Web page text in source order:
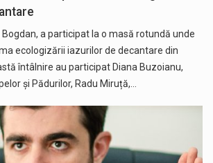
Bogdan, a participat la o masă rotundă unde
ecologizării iazurilor de decantare din
întâlnire au participat Diana Buzoianu,
și Pădurilor, Radu Miruță,…